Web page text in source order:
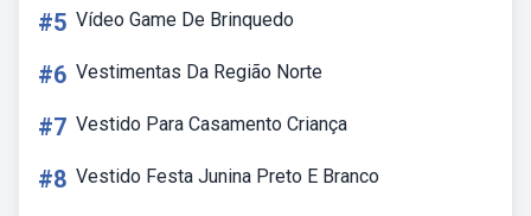
#5 Vídeo Game De Brinquedo
#6 Vestimentas Da Região Norte
#7 Vestido Para Casamento Criança
#8 Vestido Festa Junina Preto E Branco